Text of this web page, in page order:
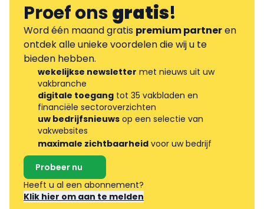
Proef onsgratis!
Word één maand gratis premium partneren
ontdek alle unieke voordelen die wij u te
bieden hebben.
wekelijkse newsletter met nieuws uit uw
vakbranche
digitale toegang tot 35 vakbladen en
financiële sectoroverzichten
uw bedrijfsnieuws op een selectie van
vakwebsites
maximale zichtbaarheid voor uw bedrijf
Probeer nu
Heeft u al een abonnement?
Klik hier om aan te melden